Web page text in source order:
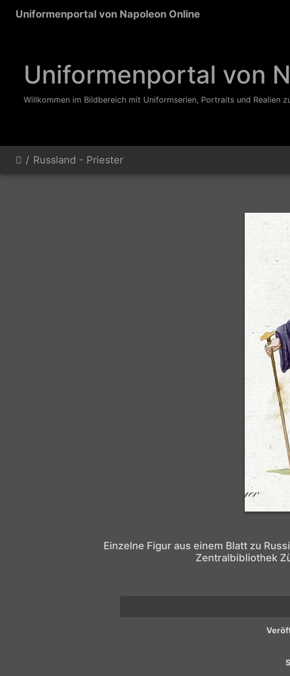
Uniformenportal von Napoleon Online
Uniformenportal von
Willkommen im Bildbereich mit Uniformserien, Portraits und Realien
Russland - Priester
Einzelne Figur aus einem Blatt zu
Zentralbibliothek